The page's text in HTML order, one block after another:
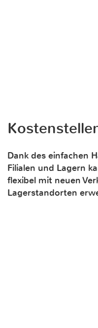
Dank des einfachen
Filialen und Lagern
flexibel mit neuen
Lagerstandorten